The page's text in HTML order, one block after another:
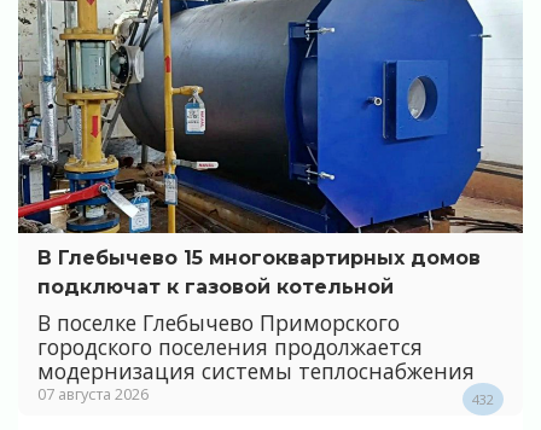
В Глебычево 15 многоквартирных домов
подключат к газовой котельной
В поселке Глебычево Приморского
городского поселения продолжается
модернизация системы теплоснабжения
07 августа 2026 432